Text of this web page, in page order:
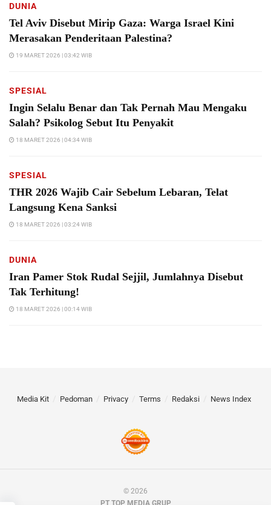
DUNIA
Tel Aviv Disebut Mirip Gaza: Warga Israel Kini
Merasakan Penderitaan Palestina?
19 MARET 2026 | 03:42 WIB
SPESIAL
Ingin Selalu Benar dan Tak Pernah Mau Mengaku
Salah? Psikolog Sebut Itu Penyakit
18 MARET 2026 | 04:34 WIB
SPESIAL
THR 2026 Wajib Cair Sebelum Lebaran, Telat
Langsung Kena Sanksi
18 MARET 2026 | 03:24 WIB
DUNIA
Iran Pamer Stok Rudal Sejjil, Jumlahnya Disebut
Tak Terhitung!
18 MARET 2026 | 00:14 WIB
Media Kit Pedoman Privacy Terms Redaksi News Index
© 2026
PT TOP MEDIA GRUP